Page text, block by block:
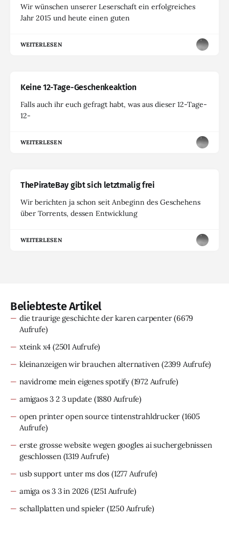
Wir wünschen unserer Leserschaft ein erfolgreiches
Jahr 2015 und heute einen guten
WEITERLESEN
Keine 12-Tage-Geschenkeaktion
Falls auch ihr euch gefragt habt, was aus dieser 12-Tage-
12-
WEITERLESEN
ThePirateBay gibt sich letztmalig frei
Wir berichten ja schon seit Anbeginn des Geschehens
über Torrents, dessen Entwicklung
WEITERLESEN
Beliebteste Artikel
die traurige geschichte der karen carpenter(6679
Aufrufe)
xteink x4 (2501 Aufrufe)
kleinanzeigen wir brauchen alternativen (2399 Aufrufe)
navidrome mein eigenes spotify (1972 Aufrufe)
amigaos 3 2 3 update (1880 Aufrufe)
open printer open source tintenstrahldrucker (1605
Aufrufe)
erste grosse website wegen googles ai suchergebnissen
geschlossen(1319 Aufrufe)
usb support unter ms dos (1277 Aufrufe)
amiga os 3 3 in 2026 (1251 Aufrufe)
schallplatten und spieler (1250 Aufrufe)